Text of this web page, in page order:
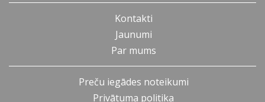
Kontakti
Jaunumi
Par mums
Preču iegādes noteikumi
Privātuma politika